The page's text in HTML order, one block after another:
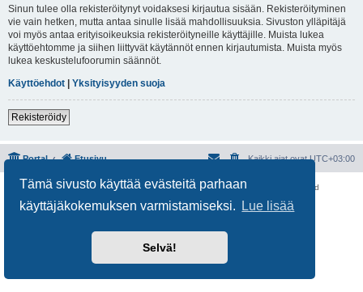
Tämä sivusto käyttää evästeitä parhaan
käyttäjäkokemuksen varmistamiseksi.
Lue lisää
Selvä!
Sinun tulee olla rekisteröitynyt voidaksesi kirjautua sisään. Rekisteröityminen
vie vain hetken, mutta antaa sinulle lisää mahdollisuuksia. Sivuston ylläpitäjä
voi myös antaa erityisoikeuksia rekisteröityneille käyttäjille. Muista lukea
käyttöehtomme ja siihen liittyvät käytännöt ennen kirjautumista. Muista myös
lukea keskustelufoorumin säännöt.
Käyttöehdot | Yksityisyyden suoja
Rekisteröidy
Portal Etusivu Kaikki ajat ovatUTC+03:00
Keskustelufoorumin ohjelmistophpBB® Forum Software © phpBB Limited
Käännös: phpBB Suomi (lurttinen, harritapio, Pettis)